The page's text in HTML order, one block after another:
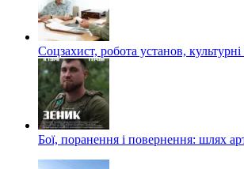
Соцзахист, робота установ,
Бої, поранення і повернення: шлях